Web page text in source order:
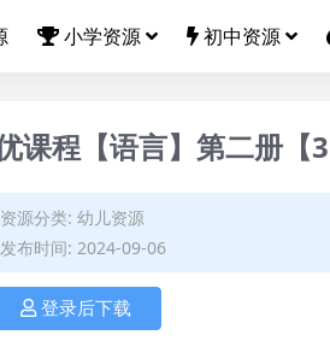
小学资源 初中资源
程【语言】第二册【
资源分类: 幼儿资源
发布时间: 2024-09-06
登录后下载